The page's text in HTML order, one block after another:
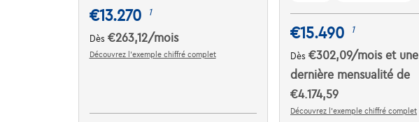
€13.270 1
Dès €263,12/mois
Découvrez l’exemple chiffré complet
€15.490 1
Dès€302,09/moiset une
dernière mensualité de
€4.174,59
Découvrez l’exemple chiffré complet